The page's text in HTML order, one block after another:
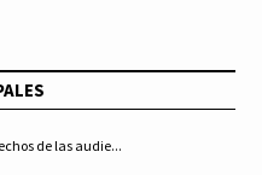
de las audie...